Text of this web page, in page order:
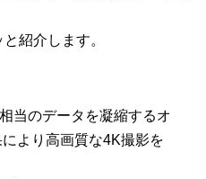
紹介します。
当のデータを凝縮するオ
より高画質な4K撮影を